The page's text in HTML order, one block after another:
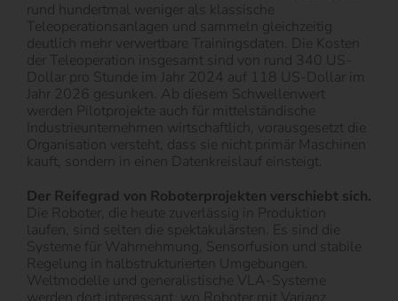
rund hundertmal weniger als klassische
Teleoperationsanlagen und sammeln gleichzeitig
deutlich mehr verwertbare Trainingsdaten. Die Kosten
der Teleoperation insgesamt sind von rund 340 US-
Dollar pro Stunde im Jahr 2024 auf 118 US-Dollar im
Jahr 2026 gesunken. Ab diesem Schwellenwert
werden Pilotprojekte auch für mittelständische
Industrieunternehmen wirtschaftlich, vorausgesetzt die
Organisation versteht, dass sie nicht primär Maschinen
kauft, sondern in einen Datenkreislauf einsteigt.
Der Reifegrad von Roboterprojekten verschiebt sich.
Die Roboter, die heute zuverlässig in Produktion
laufen, sind selten die spektakulärsten. Es sind die
Systeme für Wahrnehmung, Sensorfusion und stabile
Regelung in halbstrukturierten Umgebungen.
Weltmodelle und generalistische VLA-Systeme